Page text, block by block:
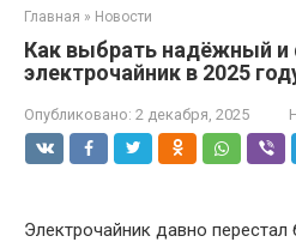
Главная » Новости
Как выбрать надёжный
электрочайник в 2025
Опубликовано: 2 декабря, 2025
Электрочайник давно